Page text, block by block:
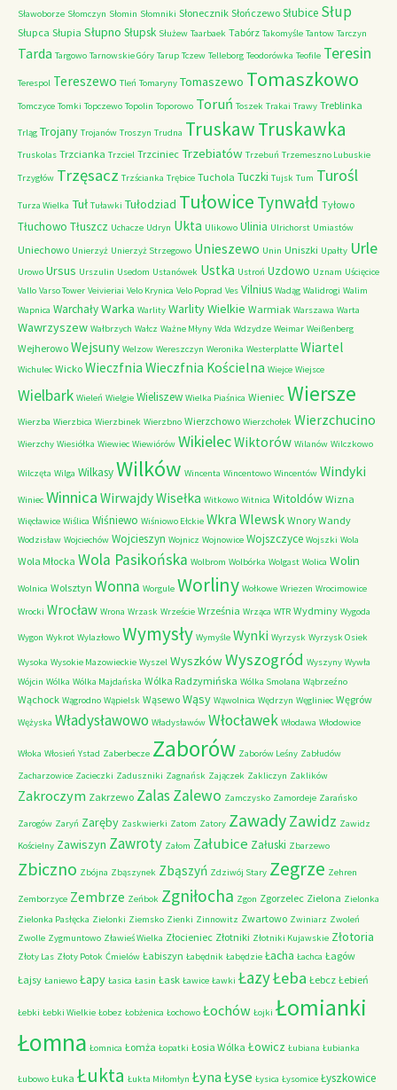
Sławoborze Słomczyn Słomin Słomniki Słonecznik Słończewo Słubice Słup
Słupca Słupia Słupno Słupsk Służew Taarbaek Tabórz Takomyśle Tantow Tarczyn
Tarda Targowo Tarnowskie Góry Tarup Tczew Telleborg Teodorówka Teofile Teresin
Terespol Tereszewo Tleń Tomaryny Tomaszewo Tomaszkowo
Tomczyce Tomki Topczewo Topolin Toporowo Toruń Toszek Trakai Trawy Treblinka
Trląg Trojany Trojanów Troszyn Trudna TruskawTruskawka
Truskolas Trzcianka Trzciel Trzciniec Trzebiatów Trzebuń Trzemeszno Lubuskie
Trzygłów Trzęsacz Trzścianka Trębice Tuchola Tuczki Tujsk Tum Turośl
Turza Wielka Tuł Tuławki Tułodziad Tułowice Tynwałd Tyłowo
Tłuchowo Tłuszcz Uchacze Udryn Ukta Ulikowo Ulinia Ulrichorst Umiastów
Uniechowo Unierzyż Unierzyż Strzegowo Unieszewo Unin Uniszki Upałty Urle
Urowo Ursus Urszulin Usedom Ustanówek Ustka Ustroń Uzdowo Uznam Uścięcice
Vallo Varso Tower Veivieriai Velo Krynica Velo Poprad Ves Vilnius Wadąg Walidrogi Walim
Wapnica WarchałyWarka Warlity Warlity Wielkie Warmiak Warszawa Warta
Wawrzyszew Wałbrzych Wałcz Ważne Młyny Wda Wdzydze Weimar Weißenberg
Wejherowo Wejsuny Welzow Wereszczyn Weronika Westerplatte Wiartel
Wichulec Wicko Wieczfnia Wieczfnia Kościelna Wiejce Wiejsce
Wielbark Wieleń Wielgie Wieliszew Wielka Piaśnica Wieniec Wiersze
Wierzba Wierzbica Wierzbinek Wierzbno Wierzchowo Wierzchołek Wierzchucino
Wierzchy Wiesiółka Wiewiec Wiewiórów WikielecWiktorów Wilanów Wilczkowo
Wilczęta Wilga WilkasyWilków Wincenta Wincentowo Wincentów Windyki
Winiec Winnica WirwajdyWisełka Witkowo Witnica Witoldów Wizna
Więcławice Wiślica Wiśniewo Wiśniowo Ełckie Wkra Wlewsk Wnory Wandy
Wodzisław Wojciechów Wojcieszyn Wojnicz Wojnowice Wojszczyce Wojszki Wola
Wola Młocka Wola Pasikońska Wolbrom Wolbórka Wolgast Wolica Wolin
Wolnica Wolsztyn Wonna Worgule Worliny Wołkowe Wriezen Wrocimowice
Wrocki Wrocław Wrona Wrzask Wrzeście Września Wrząca WTR Wydminy Wygoda
Wygon Wykrot Wylazłowo Wymysły Wymyśle Wynki Wyrzysk Wyrzysk Osiek
Wysoka Wysokie Mazowieckie Wyszel WyszkówWyszogród Wyszyny Wywła
Wójcin Wólka Wólka Majdańska Wólka Radzymińska Wólka Smolana Wąbrzeźno
Wąchock Wągrodno Wąpielsk Wąsewo Wąsy Wąwolnica Wędrzyn Węgliniec Węgrów
Wężyska Władysławowo Władysławów Włocławek Włodawa Włodowice
Włoka Włosień Ystad Zaberbecze Zaborów Zaborów Leśny Zabłudów
Zacharzowice Zacieczki Zaduszniki Zagnańsk Zajączek Zakliczyn Zaklików
Zakroczym Zakrzewo ZalasZalewo Zamczysko Zamordeje Zarańsko
Zarogów Zaryń Zaręby Zaskwierki Zatom Zatory ZawadyZawidz Zawidz
Kościelny Zawiszyn Zawroty Załom Załubice Załuski Zbarzewo
Zbiczno Zbójna Zbąszynek Zbąszyń Zdziwój Stary Zegrze Zehren
Zemborzyce Zembrze Zeńbok Zgniłocha Zgon Zgorzelec Zielona Zielonka
Zielonka Pasłęcka Zielonki Ziemsko Zienki Zinnowitz Zwartowo Zwiniarz Zwoleń
Zwolle Zygmuntowo Zławieś Wielka Złocieniec Złotniki Złotniki Kujawskie Złotoria
Złoty Las Złoty Potok Ćmielów Łabiszyn Łabędnik Łabędzie Łacha Łachca Łagów
Łajsy Łaniewo Łapy Łasica Łasin Łask Ławice Ławki ŁazyŁeba Łebcz Łebień
Łebki Łebki Wielkie Łobez Łobżenica Łochowo Łochów Łojki Łomianki
Łomna Łomnica Łomża Łopatki Łosia Wólka Łowicz Łubiana Łubianka
Łubowo Łuka Łukta Łukta Miłomłyn ŁynaŁyse Łysica Łysomice Łyszkowice